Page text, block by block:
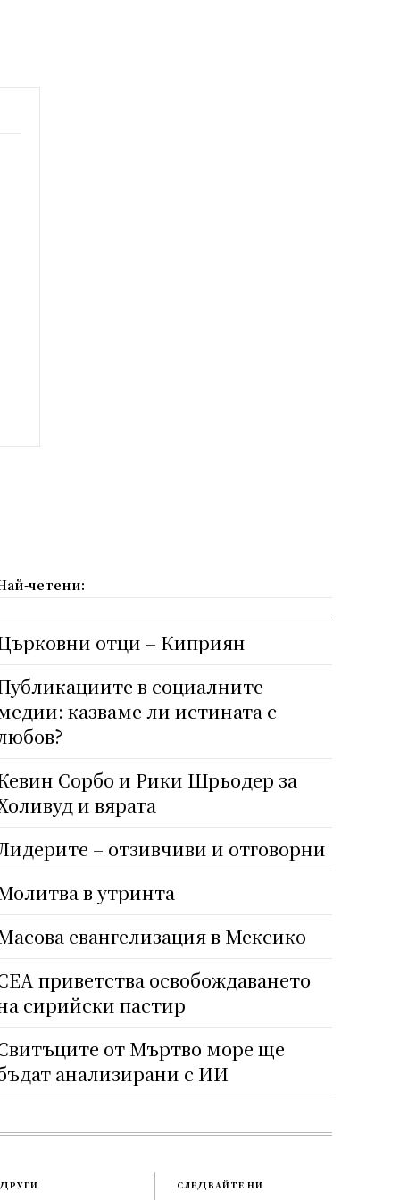
четени:
отци – Киприян
в социалните
казваме ли истината с
Сорбо и Рики Шрьодер за
и вярата
– отзивчиви и отговорни
в утринта
евангелизация в Мексико
приветства освобождаването
сирийски пастир
от Мъртво море ще
анализирани с ИИ
ДРУГИ СЛЕДВАЙТЕ НИ